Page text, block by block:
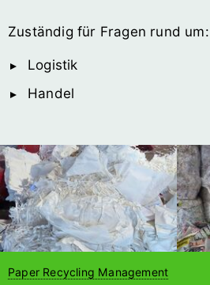
Zuständig für Fragen rund um:
Logistik
Handel
Paper Recycling Management